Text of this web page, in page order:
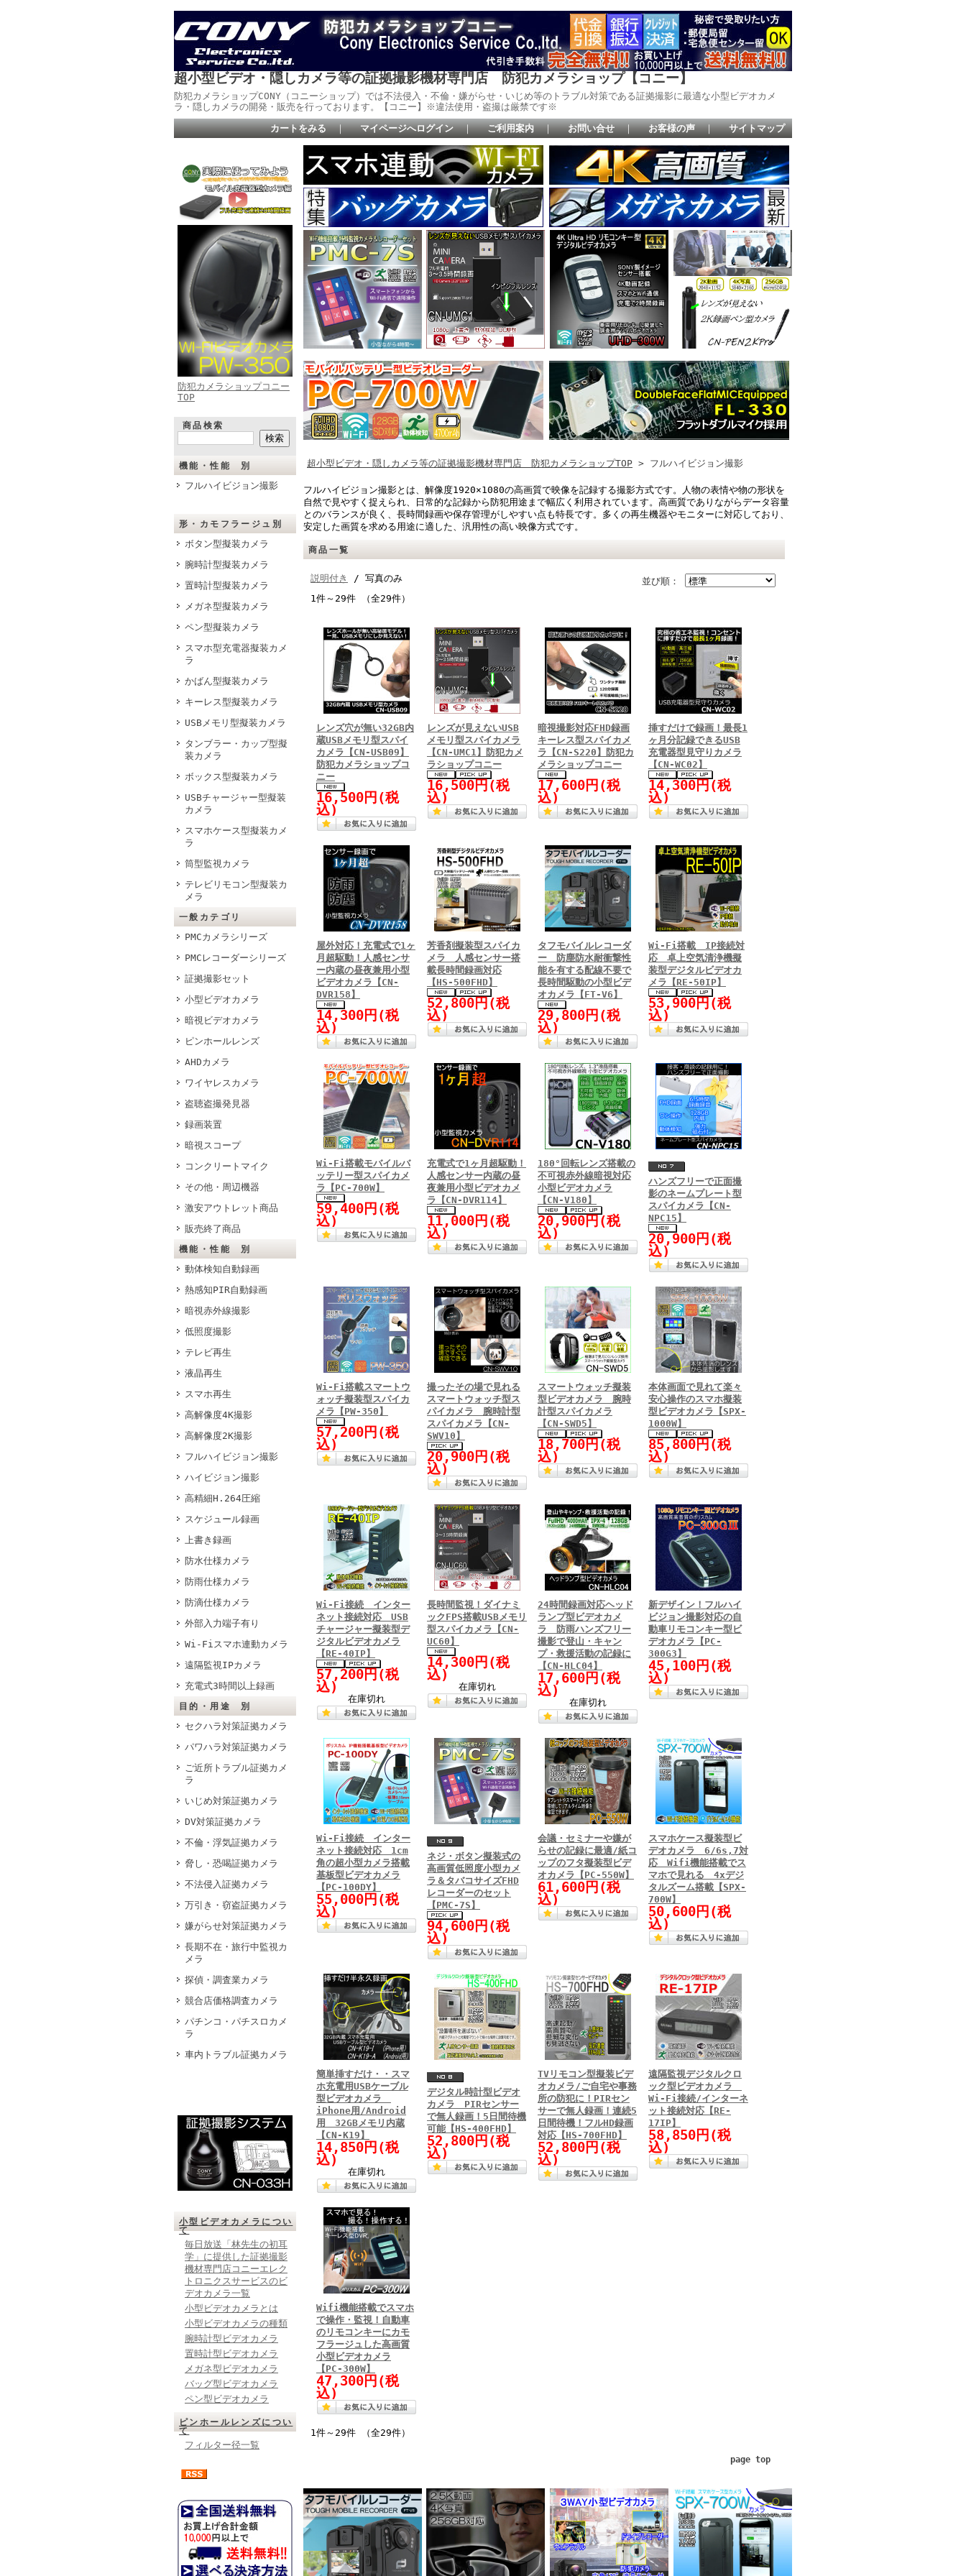
超小型ビデオ・隠しカメラ等の証拠撮影機材専門店 防犯カメラショップ【コニー】
防犯カメラショップCONY（コニーショップ）では不法侵入・不倫・嫌がらせ・いじめ等のトラブル対策である証拠撮影に最適な小型ビデオカメ
ラ・隠しカメラの開発・販売を行っております。【コニー】※違法使用・盗撮は厳禁です※
カートをみる ｜ マイページへログイン ｜ ご利用案内 ｜ お問い合せ ｜ お客様の声 ｜ サイトマップ
防犯カメラショップコニー
TOP
商品検索
機能・性能 別
フルハイビジョン撮影
形・カモフラージュ別
ボタン型擬装カメラ
腕時計型擬装カメラ
置時計型擬装カメラ
メガネ型擬装カメラ
ペン型擬装カメラ
スマホ型充電器擬装カメ
ラ
かばん型擬装カメラ
キーレス型擬装カメラ
USBメモリ型擬装カメラ
タンブラー・カップ型擬
装カメラ
ボックス型擬装カメラ
USBチャージャー型擬装
カメラ
スマホケース型擬装カメ
ラ
筒型監視カメラ
テレビリモコン型擬装カ
メラ
一般カテゴリ
PMCカメラシリーズ
PMCレコーダーシリーズ
証拠撮影セット
小型ビデオカメラ
暗視ビデオカメラ
ピンホールレンズ
AHDカメラ
ワイヤレスカメラ
盗聴盗撮発見器
録画装置
暗視スコープ
コンクリートマイク
その他・周辺機器
激安アウトレット商品
販売終了商品
機能・性能 別
動体検知自動録画
熱感知PIR自動録画
暗視赤外線撮影
低照度撮影
テレビ再生
液晶再生
スマホ再生
高解像度4K撮影
高解像度2K撮影
フルハイビジョン撮影
ハイビジョン撮影
高精細H.264圧縮
スケジュール録画
上書き録画
防水仕様カメラ
防雨仕様カメラ
防滴仕様カメラ
外部入力端子有り
Wi-Fiスマホ連動カメラ
遠隔監視IPカメラ
充電式3時間以上録画
目的・用途 別
セクハラ対策証拠カメラ
パワハラ対策証拠カメラ
ご近所トラブル証拠カメ
ラ
いじめ対策証拠カメラ
DV対策証拠カメラ
不倫・浮気証拠カメラ
脅し・恐喝証拠カメラ
不法侵入証拠カメラ
万引き・窃盗証拠カメラ
嫌がらせ対策証拠カメラ
長期不在・旅行中監視カ
メラ
探偵・調査業カメラ
競合店価格調査カメラ
パチンコ・パチスロカメ
ラ
車内トラブル証拠カメラ
小型ビデオカメラについ
て
毎日放送「林先生の初耳
学」に提供した証拠撮影
機材専門店コニーエレク
トロニクスサービスのビ
デオカメラ一覧
小型ビデオカメラとは
小型ビデオカメラの種類
腕時計型ビデオカメラ
置時計型ビデオカメラ
メガネ型ビデオカメラ
バッグ型ビデオカメラ
ペン型ビデオカメラ
ピンホールレンズについ
て
フィルター径一覧
超小型ビデオ・隠しカメラ等の証拠撮影機材専門店 防犯カメラショップTOP > フルハイビジョン撮影
フルハイビジョン撮影とは、解像度1920×1080の高画質で映像を記録する撮影方式です。人物の表情や物の形状を
自然で見やすく捉えられ、日常的な記録から防犯用途まで幅広く利用されています。高画質でありながらデータ容量
とのバランスが良く、長時間録画や保存管理がしやすい点も特長です。多くの再生機器やモニターに対応しており、
安定した画質を求める用途に適した、汎用性の高い映像方式です。
商品一覧
並び順：
説明付き
/ 写真のみ
1件～29件 （全29件）
レンズ穴が無い32GB内
蔵USBメモリ型スパイ
カメラ【CN-USB09】
防犯カメラショップコ
ニー
16,500円(税
込)
レンズが見えないUSB
メモリ型スパイカメラ
【CN-UMC1】防犯カメ
ラショップコニー
16,500円(税
込)
暗視撮影対応FHD録画
キーレス型スパイカメ
ラ【CN-S220】防犯カ
メラショップコニー
17,600円(税
込)
挿すだけで録画！最長1
ヶ月分記録できるUSB
充電器型見守りカメラ
【CN-WC02】
14,300円(税
込)
屋外対応！充電式で1ヶ
月超駆動！人感センサ
ー内蔵の昼夜兼用小型
ビデオカメラ【CN-
DVR158】
14,300円(税
込)
芳香剤擬装型スパイカ
メラ 人感センサー搭
載長時間録画対応
【HS-500FHD】
52,800円(税
込)
タフモバイルレコーダ
ー 防塵防水耐衝撃性
能を有する配線不要で
長時間駆動の小型ビデ
オカメラ【FT-V6】
29,800円(税
込)
Wi-Fi搭載 IP接続対
応 卓上空気清浄機擬
装型デジタルビデオカ
メラ【RE-50IP】
53,900円(税
込)
Wi-Fi搭載モバイルバ
ッテリー型スパイカメ
ラ【PC-700W】
59,400円(税
込)
充電式で1ヶ月超駆動！
人感センサー内蔵の昼
夜兼用小型ビデオカメ
ラ【CN-DVR114】
11,000円(税
込)
180°回転レンズ搭載の
不可視赤外線暗視対応
小型ビデオカメラ
【CN-V180】
20,900円(税
込)
ハンズフリーで正面撮
影のネームプレート型
スパイカメラ【CN-
NPC15】
20,900円(税
込)
Wi-Fi搭載スマートウ
ォッチ擬装型スパイカ
メラ【PW-350】
57,200円(税
込)
撮ったその場で見れる
スマートウォッチ型ス
パイカメラ 腕時計型
スパイカメラ【CN-
SWV10】
20,900円(税
込)
スマートウォッチ擬装
型ビデオカメラ 腕時
計型スパイカメラ
【CN-SWD5】
18,700円(税
込)
本体画面で見れて楽々
安心操作のスマホ擬装
型ビデオカメラ【SPX-
1000W】
85,800円(税
込)
Wi-Fi接続 インター
ネット接続対応 USB
チャージャー擬装型デ
ジタルビデオカメラ
【RE-40IP】
57,200円(税
込)
在庫切れ
長時間監視！ダイナミ
ックFPS搭載USBメモリ
型スパイカメラ【CN-
UC60】
14,300円(税
込)
在庫切れ
24時間録画対応ヘッド
ランプ型ビデオカメ
ラ 防雨ハンズフリー
撮影で登山・キャン
プ・救援活動の記録に
【CN-HLC04】
17,600円(税
込)
在庫切れ
新デザイン！フルハイ
ビジョン撮影対応の自
動車リモコンキー型ビ
デオカメラ【PC-
300G3】
45,100円(税
込)
Wi-Fi接続 インター
ネット接続対応 1cm
角の超小型カメラ搭載
基板型ビデオカメラ
【PC-100DY】
55,000円(税
込)
ネジ・ボタン擬装式の
高画質低照度小型カメ
ラ＆タバコサイズFHD
レコーダーのセット
【PMC-7S】
94,600円(税
込)
会議・セミナーや嫌が
らせの記録に最適/紙コ
ップのフタ擬装型ビデ
オカメラ【PC-550W】
61,600円(税
込)
スマホケース擬装型ビ
デオカメラ 6/6s,7対
応 Wifi機能搭載でス
マホで見れる 4xデジ
タルズーム搭載【SPX-
700W】
50,600円(税
込)
簡単挿すだけ・・スマ
ホ充電用USBケーブル
型ビデオカメラ
iPhone用/Android
用 32GBメモリ内蔵
【CN-K19】
14,850円(税
込)
在庫切れ
デジタル時計型ビデオ
カメラ PIRセンサー
で無人録画！5日間待機
可能【HS-400FHD】
52,800円(税
込)
TVリモコン型擬装ビデ
オカメラ/ご自宅や事務
所の防犯に！PIRセン
サーで無人録画！連続5
日間待機！フルHD録画
対応【HS-700FHD】
52,800円(税
込)
遠隔監視デジタルクロ
ック型ビデオカメラ
Wi-Fi接続/インターネ
ット接続対応【RE-
17IP】
58,850円(税
込)
Wifi機能搭載でスマホ
で操作・監視！自動車
のリモコンキーにカモ
フラージュした高画質
小型ビデオカメラ
【PC-300W】
47,300円(税
込)
1件～29件 （全29件）
page top